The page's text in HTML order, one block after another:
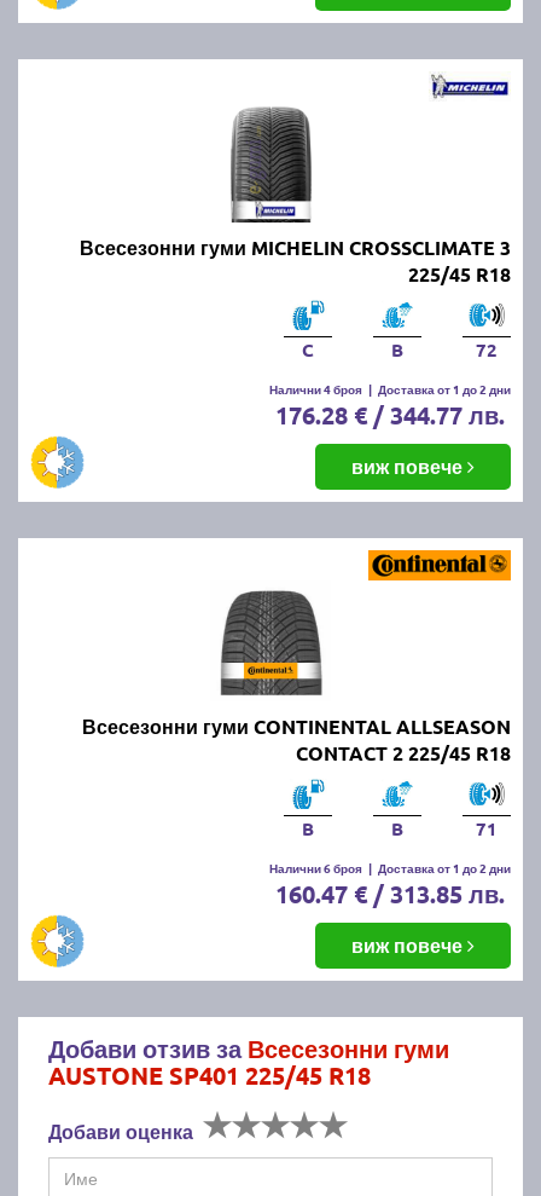
Всесезонни гуми MICHELIN CROSSCLIMATE 3
225/45 R18
C B 72
Налични 4 броя | Доставка от 1 до 2 дни
176.28 € / 344.77 лв.
виж повече
Всесезонни гуми CONTINENTAL ALLSEASON
CONTACT 2 225/45 R18
B B 71
Налични 6 броя | Доставка от 1 до 2 дни
160.47 € / 313.85 лв.
виж повече
Добави отзив заВсесезонни гуми
AUSTONE SP401 225/45 R18
Добави оценка